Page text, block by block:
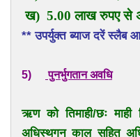
ख) 5.00 लाख रुपए से
** उपर्युक्त ब्याज दरें स्लैब
5) पुनर्भुगतान अवधि
ऋण को तिमाही/छः
अधिस्थगन काल सहित